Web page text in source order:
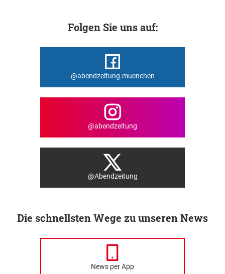
Folgen Sie uns auf:
@abendzeitung.muenchen
@abendzeitung
@Abendzeitung
Die schnellsten Wege zu unseren News
News per App